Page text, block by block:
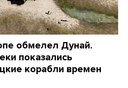
обмелел Дунай.
показались
корабли времен